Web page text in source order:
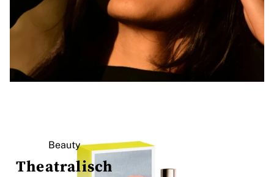
Beauty
Theatralisch